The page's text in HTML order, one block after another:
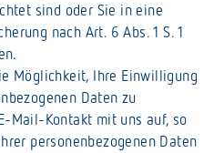
sind oder Sie in eine
nach Art. 6 Abs. 1 S. 1
Möglichkeit, Ihre Einwilligung
Daten zu
Mail-Kontakt mit uns auf, so
personenbezogenen Daten